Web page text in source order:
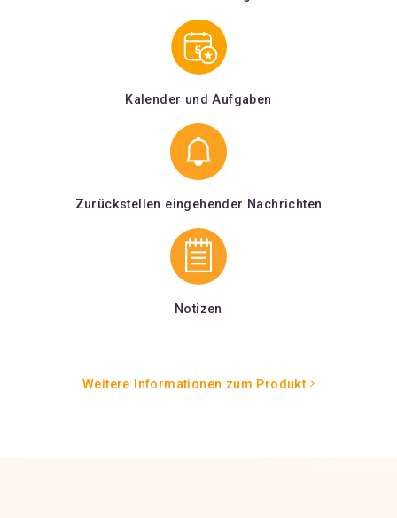
Kalender und Aufgaben
Zurückstellen eingehender Nachrichten
Notizen
Weitere Informationen zum Produkt